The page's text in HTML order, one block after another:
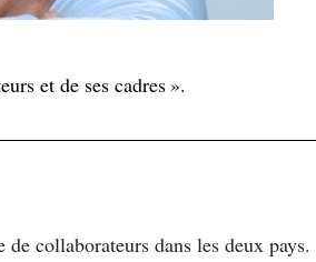
et de ses cadres ».
collaborateurs dans les deux pays.